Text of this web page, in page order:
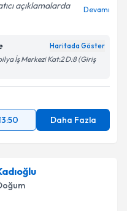
açıklamalarda
Devamı
Haritada Göster
İş Merkezi Kat:2 D:8 (Giriş
Daha Fazla